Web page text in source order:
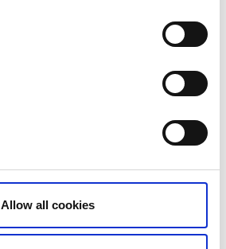
Allow all cookies